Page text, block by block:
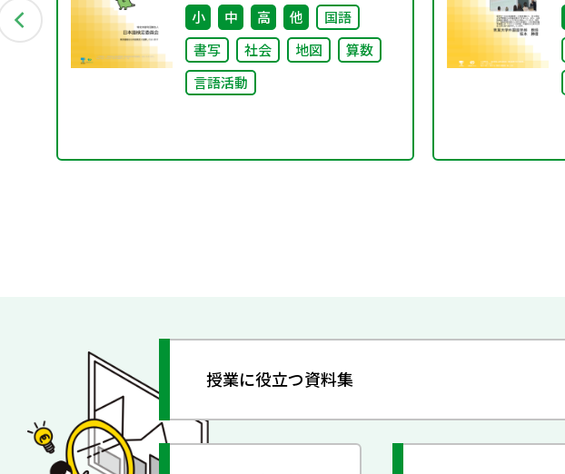
小 中 高 他
国語
書写
社会 地図
算数
言語活動
授業に役立つ資料集